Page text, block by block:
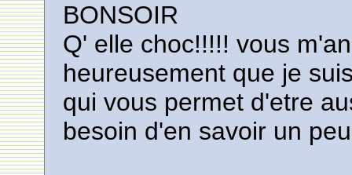
BONSOIR
Q' elle choc!!!!! vous
heureusement que je
qui vous permet d'etre
besoin d'en savoir un